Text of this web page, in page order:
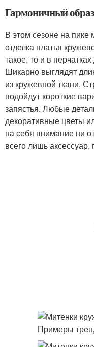
Гармоничный образ
В этом сезоне на
отделка платья
такое, то и в
Шикарно выглядят
из кружевной ткани.
подойдут короткие
запястья. Любые
декоративные цветы
на себя внимание ни
всего лишь